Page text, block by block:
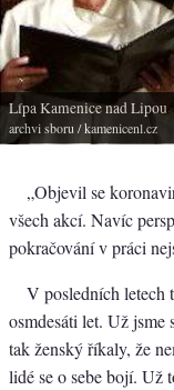
Lípa Kamenice nad Lipou
archvi sboru/ kamenicenl.cz
„Objevil se
všech akcí. Navíc
pokračování v práci
V posledních letech
osmdesáti let. Už jsme
tak ženský říkaly, že
lidé se o sebe bojí. Už